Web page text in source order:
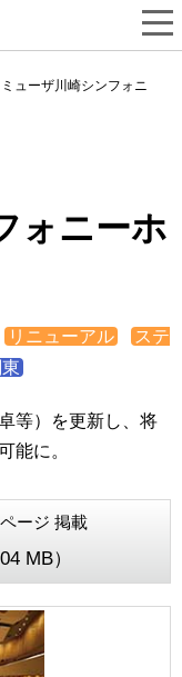
ューザ川崎シンフォニ
ォニーホ
リニューアル
ステ
等）を更新し、将
能に。
ージ 掲載
MB）